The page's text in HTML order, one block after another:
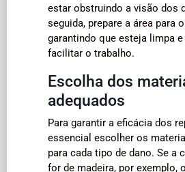
estar obstruindo a visão dos
seguida, prepare a área para
garantindo que esteja limpa
facilitar o trabalho.
Escolha dos
adequados
Para garantir a eficácia dos
essencial escolher os
para cada tipo de dano. Se a
for de madeira, por exemplo,